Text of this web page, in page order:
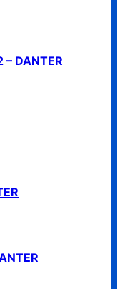
DANTER